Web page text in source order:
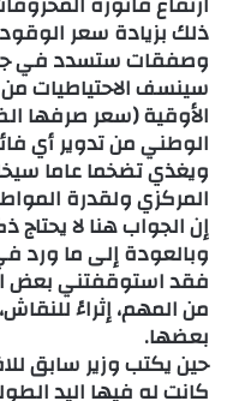
ذلك بزيادة سعر
وصفقات ستسدد في جزء
سينسف الاحتياطيات
الأوقية (سعر صرفها
الوطني من تدوير أي
ويغذي تضخما عاما
المركزي ولقدرة
إن الجواب هنا لا يحتاج
وبالعودة إلى ما ورد
فقد استوقفتني بعض
من المهم، إثراءً
بعضها.
حين يكتب وزير سابق
كانت له فيها اليد